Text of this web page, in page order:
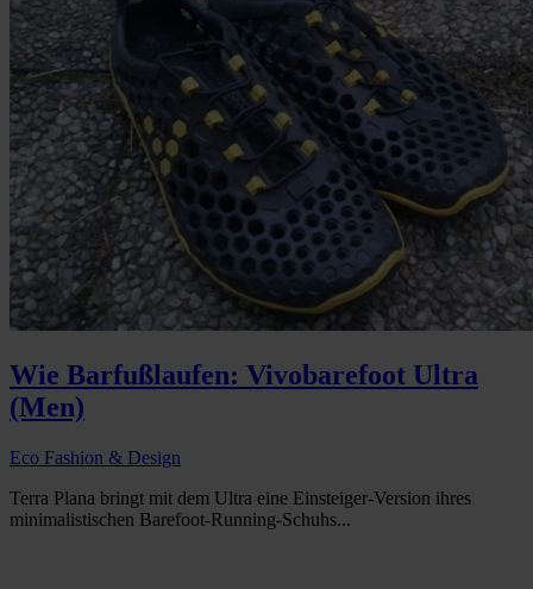
Wie Barfußlaufen: Vivobarefoot Ultra
(Men)
Eco Fashion & Design
Terra Plana bringt mit dem Ultra eine Einsteiger-Version ihres
minimalistischen Barefoot-Running-Schuhs...